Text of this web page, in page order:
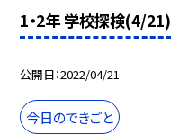
1・2年 学校探検(4/21)
公開日 2022/04/21
今日のできごと